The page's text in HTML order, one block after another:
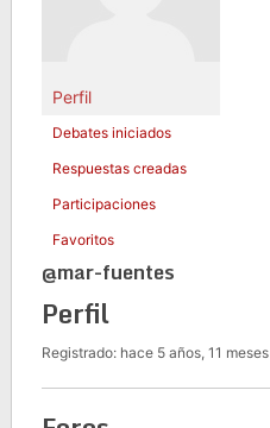
Perfil
Debates iniciados
Respuestas creadas
Participaciones
Favoritos
@mar-fuentes
Perfil
Registrado: hace 5 años, 11 meses